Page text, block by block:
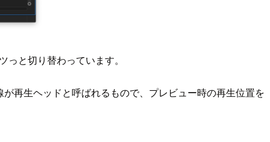
と切り替わっています。
再生ヘッドと呼ばれるもので、プレビュー時の再生位置を